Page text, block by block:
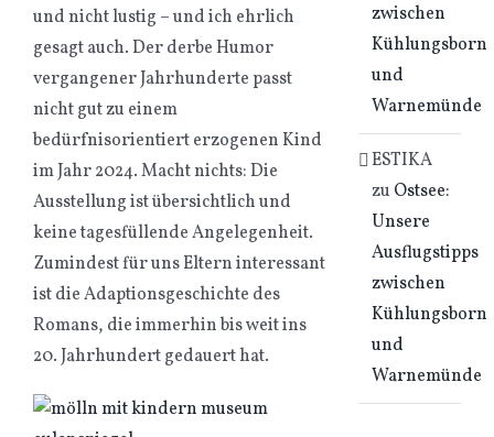
und nicht lustig – und ich ehrlich
gesagt auch. Der derbe Humor
vergangener Jahrhunderte passt
nicht gut zu einem
bedürfnisorientiert erzogenen Kind
im Jahr 2024. Macht nichts: Die
Ausstellung ist übersichtlich und
keine tagesfüllende Angelegenheit.
Zumindest für uns Eltern interessant
ist die Adaptionsgeschichte des
Romans, die immerhin bis weit ins
20. Jahrhundert gedauert hat.
zwischen
Kühlungsborn
und
Warnemünde
ESTIKA
zu Ostsee:
Unsere
Ausflugstipps
zwischen
Kühlungsborn
und
Warnemünde